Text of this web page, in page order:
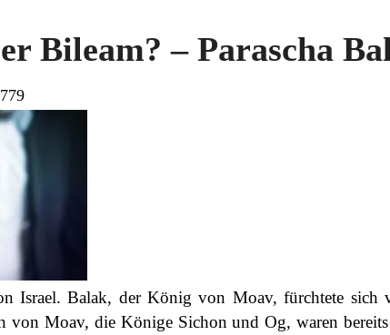
Bileam? – Parascha
Israel. Balak, der König von Moav, fürchtete sich
von Moav, die Könige Sichon und Og, waren bereits